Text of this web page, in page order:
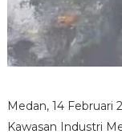
Medan, 14 Februari
Kawasan Industri